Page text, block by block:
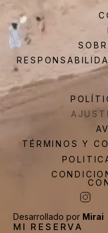
TÉRMINOS Y
MI RESERVA
Desarrollado por Mirai